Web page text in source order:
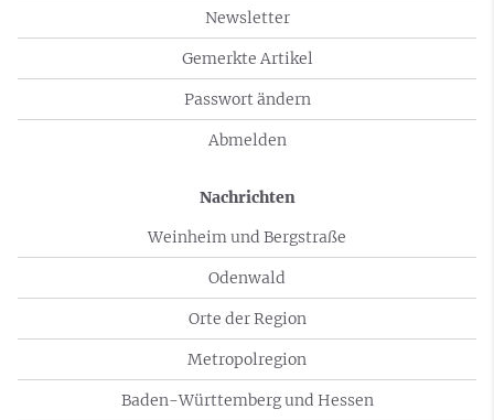
Newsletter
Gemerkte Artikel
Passwort ändern
Abmelden
Nachrichten
Weinheim und Bergstraße
Odenwald
Orte der Region
Metropolregion
Baden-Württemberg und Hessen